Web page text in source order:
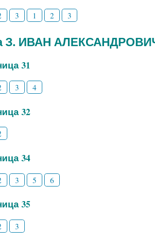
3 1 2 3
З. ИВАН
31
3 4
32
34
3 5 6
35
3